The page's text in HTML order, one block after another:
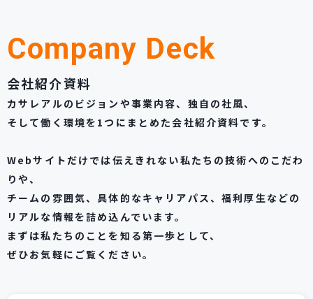
Company Deck
会社紹介資料
カサレアルのビジョンや事業内容、独自の社風、
そして働く環境を1つにまとめた会社紹介資料です。
Webサイトだけでは伝えきれない私たちの技術へのこだわ
りや、
チームの雰囲気、具体的なキャリアパス、福利厚生などの
リアルな情報を詰め込んでいます。
まずは私たちのことを知る第一歩として、
ぜひお気軽にご覧ください。